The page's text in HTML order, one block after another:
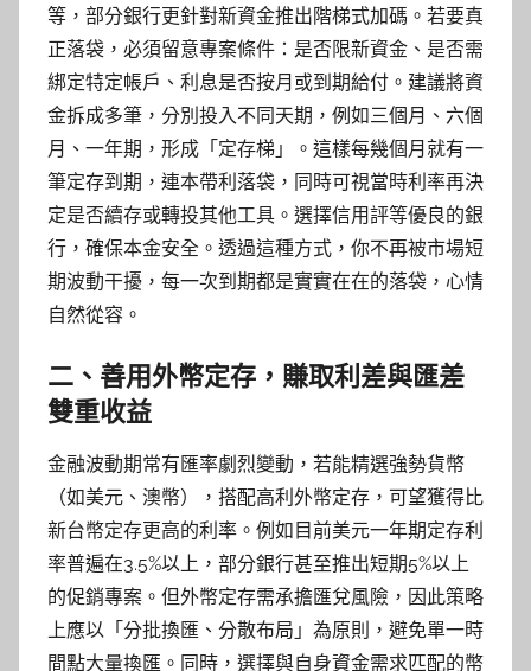
等，部分銀行更針對新資金推出階梯式加碼。若要真
正落袋，必須留意專案條件：是否限新資金、是否需
綁定特定帳戶、利息是否按月或到期給付。建議將資
金拆成多筆，分別投入不同天期，例如三個月、六個
月、一年期，形成「定存梯」。這樣每幾個月就有一
筆定存到期，連本帶利落袋，同時可視當時利率再決
定是否續存或轉投其他工具。選擇信用評等優良的銀
行，確保本金安全。透過這種方式，你不再被市場短
期波動干擾，每一次到期都是實實在在的落袋，心情
自然從容。
二、善用外幣定存，賺取利差與匯差
雙重收益
金融波動期常有匯率劇烈變動，若能精選強勢貨幣
（如美元、澳幣），搭配高利外幣定存，可望獲得比
新台幣定存更高的利率。例如目前美元一年期定存利
率普遍在3.5%以上，部分銀行甚至推出短期5%以上
的促銷專案。但外幣定存需承擔匯兌風險，因此策略
上應以「分批換匯、分散布局」為原則，避免單一時
間點大量換匯。同時，選擇與自身資金需求匹配的幣